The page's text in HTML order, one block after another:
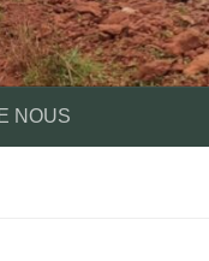
NOUS